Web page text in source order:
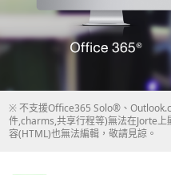
※ 不支援Office365 Solo®、
件,charms,共享行程等)無法在Jorte
容(HTML)也無法編輯，敬請見諒。